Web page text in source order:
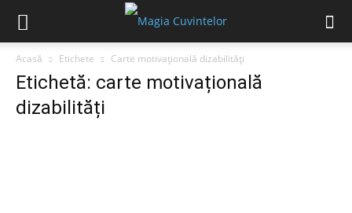
Acasă Etichete Carte motivațională dizabilități
Etichetă: carte motivațională
dizabilități